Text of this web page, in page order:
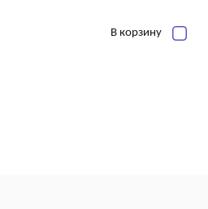
В корзину